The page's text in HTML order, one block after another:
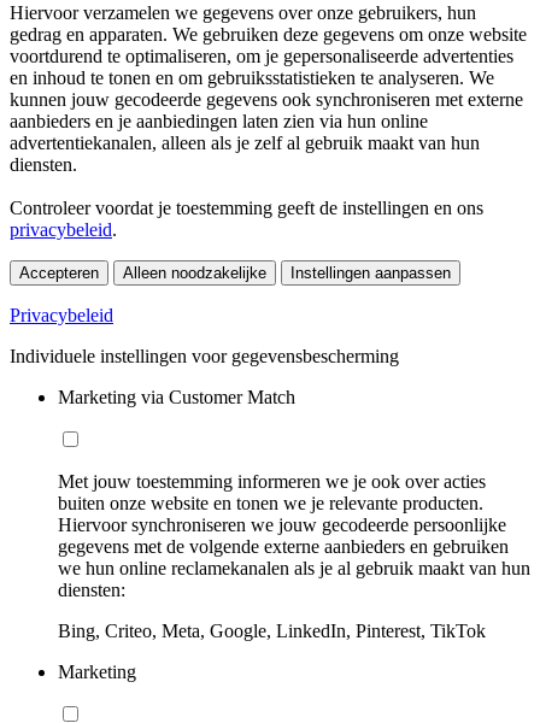
Hiervoor verzamelen we gegevens over onze gebruikers, hun
gedrag en apparaten. We gebruiken deze gegevens om onze website
voortdurend te optimaliseren, om je gepersonaliseerde advertenties
en inhoud te tonen en om gebruiksstatistieken te analyseren. We
kunnen jouw gecodeerde gegevens ook synchroniseren met externe
aanbieders en je aanbiedingen laten zien via hun online
advertentiekanalen, alleen als je zelf al gebruik maakt van hun
diensten.
Controleer voordat je toestemming geeft de instellingen en ons
privacybeleid.
Accepteren Alleen noodzakelijke Instellingen aanpassen
Privacybeleid
Individuele instellingen voor gegevensbescherming
Marketing via Customer Match
Met jouw toestemming informeren we je ook over acties
buiten onze website en tonen we je relevante producten.
Hiervoor synchroniseren we jouw gecodeerde persoonlijke
gegevens met de volgende externe aanbieders en gebruiken
we hun online reclamekanalen als je al gebruik maakt van hun
diensten:
Bing, Criteo, Meta, Google, LinkedIn, Pinterest, TikTok
Marketing